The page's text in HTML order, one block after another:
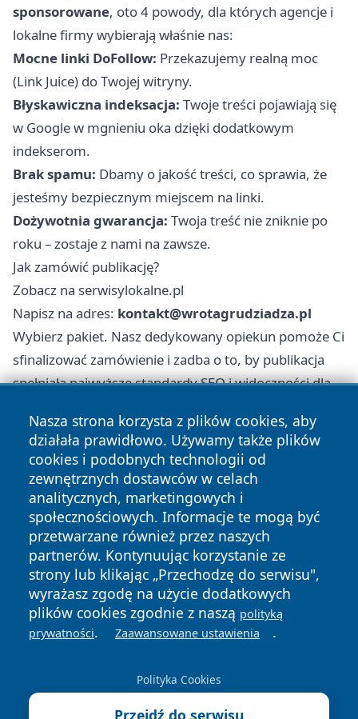
sponsorowane, oto 4 powody, dla których agencje i
lokalne firmy wybierają właśnie nas:
Mocne linki DoFollow: Przekazujemy realną moc
(Link Juice) do Twojej witryny.
Błyskawiczna indeksacja: Twoje treści pojawiają się
w Google w mgnieniu oka dzięki dodatkowym
indekserom.
Brak spamu: Dbamy o jakość treści, co sprawia, że
jesteśmy bezpiecznym miejscem na linki.
Dożywotnia gwarancja: Twoja treść nie zniknie po
roku – zostaje z nami na zawsze.
Jak zamówić publikację?
Zobacz na serwisylokalne.pl
Napisz na adres: kontakt@wrotagrudziadza.pl
Wybierz pakiet. Nasz dedykowany opiekun pomoże Ci
sfinalizować zamówienie i zadba o to, by publikacja
spełniała najwyższe standardy SEO i widoczności dla
Nasza strona korzysta z plików cookies, aby
działała prawidłowo. Używamy także plików
cookies i podobnych technologii od
zewnętrznych dostawców w celach
analitycznych, marketingowych i
społecznościowych. Informacje te mogą być
przetwarzane również przez naszych
partnerów. Kontynuując korzystanie ze
strony lub klikając „Przechodzę do serwisu",
wyrażasz zgodę na użycie dodatkowych
plików cookies zgodnie z naszą polityką
prywatności. Zaawansowane ustawienia .
Polityka Cookies
Przejdź do serwisu
Copyright © 2026 wrotagrudziadza.pl Wszystkie prawa
zastrzeżone.
News Autorzy
Polityka
Prywatności
Polityka
Cookies